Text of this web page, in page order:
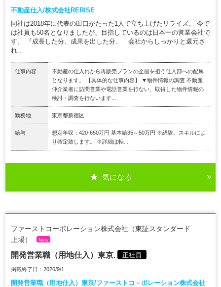
不動産仕入/株式会社RERISE
同社は2018年に代表の田口がたった1人で立ち上げたリライズ。 今で
は社員も50名となりましたが、目指しているのは日本一の営業会社で
す。 『成長した分、成果を出した分、 会社からしっかりと還元さ
れ...
仕事内容
不動産の仕入れから再販売プランの企画を担う仕入部への配属
となります。 【具体的な仕事内容】 ▼物件情報の調査 不動産
仲介業者に訪問営業や電話営業を行ない、取得した物件情報の
検討・調査を行ないます...
勤務地 東京都新宿区
給与
想定年収：420-650万円 基本給35～50万円 ※経験、スキルによ
り確定致します。 ※詳細は転...
気になる
ファーストコーポレーション株式会社（東証スタンダード
上場）
New
開発営業職（用地仕入）東京. 正社員
掲載終了日：2026/9/1
開発営業職（用地仕入）東京/ファーストコ－ポレーション株式会社